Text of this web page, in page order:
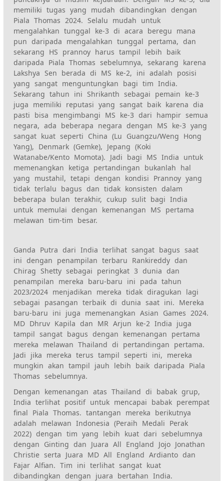
memiliki tugas yang mudah dibandingkan dengan
Piala Thomas 2024. Selalu mudah untuk
mengalahkan tunggal ke-3 di acara beregu mana
pun daripada mengalahkan tunggal pertama, dan
sekarang HS prannoy harus tampil lebih baik
daripada Piala Thomas sebelumnya, sekarang karena
Lakshya Sen berada di MS ke-2, ini adalah posisi
yang sangat menguntungkan bagi tim India.
Sekarang tahun ini Shrikanth sebagai pemain ke-3
juga memiliki reputasi yang sangat baik karena dia
pasti bisa mengimbangi MS ke-3 dari hampir semua
negara, ada beberapa negara dengan MS ke-3 yang
sangat kuat seperti China (Lu Guangzu/Weng Hong
Yang), Denmark (Gemke), Jepang (Koki
Watanabe/Kento Momota). Jadi bagi MS India untuk
memenangkan ketiga pertandingan bukanlah hal
yang mustahil, tetapi dengan kondisi Prannoy yang
tidak terlalu bagus dan tidak konsisten dalam
beberapa bulan terakhir, cukup sulit bagi India
untuk memulai dengan kemenangan MS pertama
melawan tim-tim besar.
Ganda Putra dari India terlihat sangat bagus saat
ini dengan penampilan terbaru Rankireddy dan
Chirag Shetty sebagai peringkat 3 dunia dan
penampilan mereka baru-baru ini pada tahun
2023/2024 menjadikan mereka tidak diragukan lagi
sebagai pasangan terbaik di dunia saat ini. Mereka
baru-baru ini juga memenangkan Asian Games 2024.
MD Dhruv Kapila dan MR Arjun ke-2 India juga
tampil sangat bagus dengan kemenangan pertama
mereka melawan Thailand di pertandingan pertama.
Jadi jika mereka terus tampil seperti ini, mereka
mungkin akan tampil jauh lebih baik daripada Piala
Thomas sebelumnya.
Dengan kemenangan atas Thailand di babak grup,
India terlihat positif untuk mencapai babak perempat
final Piala Thomas. tantangan mereka berikutnya
adalah melawan Indonesia (Peraih Medali Perak
2022) dengan tim yang lebih kuat dari sebelumnya
dengan Ginting dan Juara All England Jojo Jonathan
Christie serta Juara MD All England Ardianto dan
Fajar Alfian. Tim ini terlihat sangat kuat
dibandingkan dengan juara bertahan India.